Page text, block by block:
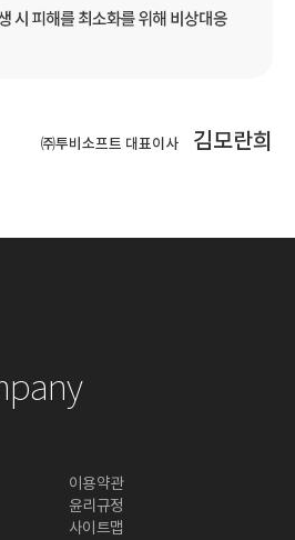
㈜투비소프트 대표이사 김모란희
이용약관
윤리규정
사이트맵